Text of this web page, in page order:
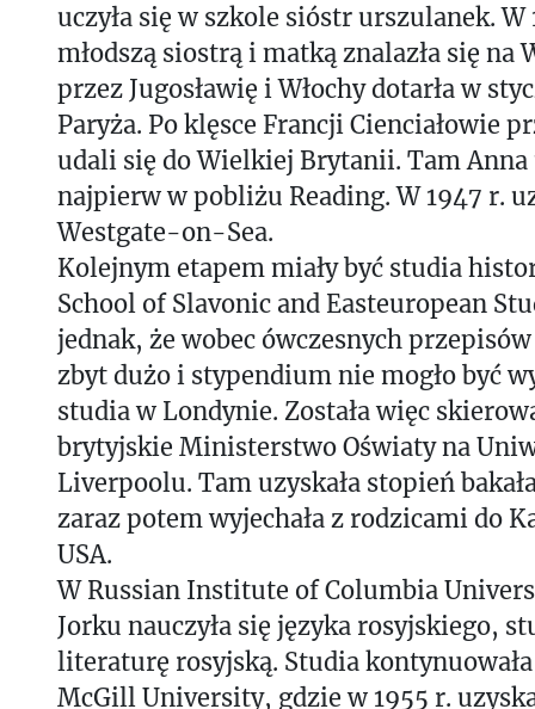
uczyła się w szkole sióstr urszulanek. W
młodszą siostrą i matką znalazła się na
przez Jugosławię i Włochy dotarła w
Paryża. Po klęsce Francji Cienciałowie
udali się do Wielkiej Brytanii. Tam Anna
najpierw w pobliżu Reading. W 1947 r.
Westgate-on-Sea.
Kolejnym etapem miały być studia
School of Slavonic and Easteuropean
jednak, że wobec ówczesnych
zbyt dużo i stypendium nie mogło być
studia w Londynie. Została więc
brytyjskie Ministerstwo Oświaty na
Liverpoolu. Tam uzyskała stopień
zaraz potem wyjechała z rodzicami do
USA.
W Russian Institute of Columbia
Jorku nauczyła się języka rosyjskiego,
literaturę rosyjską. Studia
McGill University, gdzie w 1955 r.